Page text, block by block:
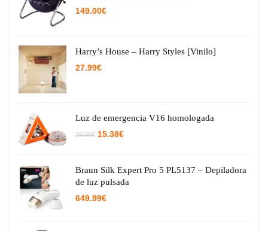
149.00€
Harry’s House – Harry Styles [Vinilo]
27.99€
Luz de emergencia V16 homologada
29.95€ El
29.95€.
15.38€El
15.38€.
Braun Silk Expert Pro 5 PL5137 – Depiladora
de luz pulsada
649.99€